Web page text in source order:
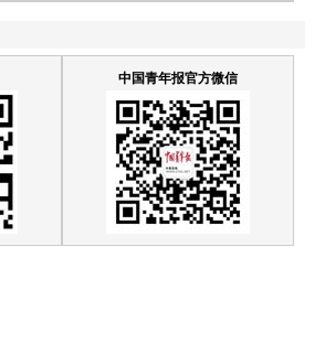
中国青年报官方微信